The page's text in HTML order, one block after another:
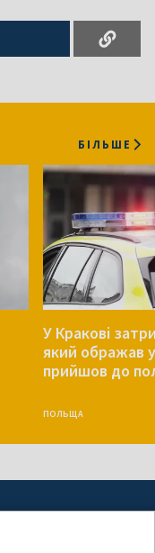
БІЛЬШЕ
У Кракові
який ображав
прийшов до
ПОЛЬЩА